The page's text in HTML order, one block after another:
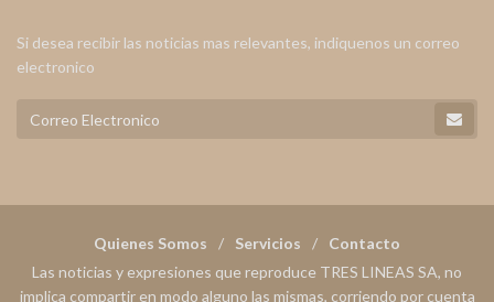
Si desea recibir las noticias mas relevantes, indiquenos un correo
electronico
Quienes Somos Servicios
Contacto
Las noticias y expresiones que reproduce TRES LINEAS SA, no
implica compartir en modo alguno las mismas, corriendo por cuenta